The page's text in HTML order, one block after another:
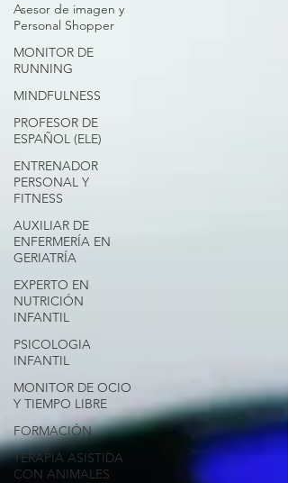
Asesor de imagen y
Personal Shopper
MONITOR DE
RUNNING
MINDFULNESS
PROFESOR DE
ESPAÑOL (ELE)
ENTRENADOR
PERSONAL Y
FITNESS
AUXILIAR DE
ENFERMERÍA EN
GERIATRÍA
EXPERTO EN
NUTRICIÓN
INFANTIL
PSICOLOGIA
INFANTIL
MONITOR DE OCIO
Y TIEMPO LIBRE
FORMACIÓN
TERAPIA ASISTIDA
CON ANIMALES